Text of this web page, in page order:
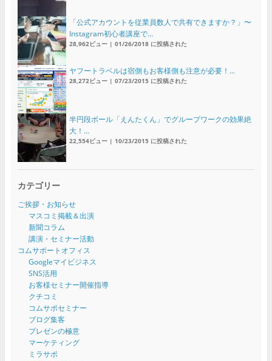
「公式アカウントを従業員数人で共有できますか？」〜
Instagram初心者講座で...
28,962ビュー| 01/26/2018 に投稿された
ヤフートラベルは宿側もお客様側も注意が必要！...
28,272ビュー| 07/23/2015 に投稿された
半円段ボール「えんたくん」でグループワークの効果絶
大！...
22,554ビュー| 10/23/2015 に投稿された
カテゴリー
ご挨拶・お知らせ
マスコミ掲載＆出演
新聞コラム
講演・セミナー活動
コムサポートオフィス
Googleマイビジネス
SNS活用
お客様セミナー開催指導
クチコミ
コムサポセミナー
ブログ集客
プレゼンの極意
マーケティング
ミラサポ